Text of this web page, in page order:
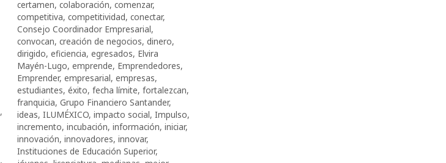
,
,
certamen, colaboración, comenzar,
competitiva, competitividad, conectar,
Consejo Coordinador Empresarial,
convocan, creación de negocios, dinero,
dirigido, eficiencia, egresados, Elvira
Mayén-Lugo, emprende, Emprendedores,
Emprender, empresarial, empresas,
estudiantes, éxito, fecha límite, fortalezcan,
franquicia, Grupo Financiero Santander,
ideas, ILUMÉXICO, impacto social, Impulso,
incremento, incubación, información, iniciar,
innovación, innovadores, innovar,
Instituciones de Educación Superior,